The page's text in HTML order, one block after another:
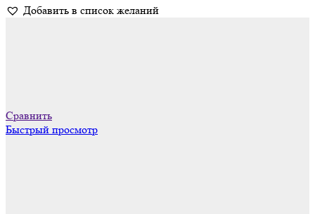
Добавить в список желаний
Сравнить
Быстрый просмотр